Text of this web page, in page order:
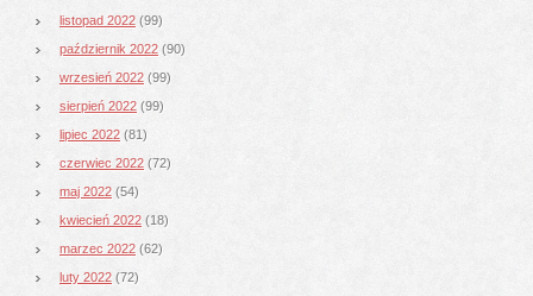
listopad 2022 (99)
październik 2022 (90)
wrzesień 2022 (99)
sierpień 2022 (99)
lipiec 2022 (81)
czerwiec 2022 (72)
maj 2022 (54)
kwiecień 2022 (18)
marzec 2022 (62)
luty 2022 (72)